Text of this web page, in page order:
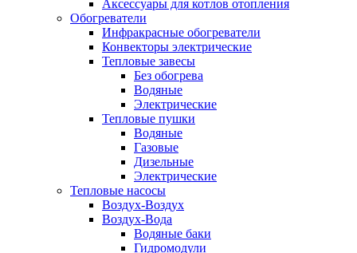
Аксессуары для котлов отопления
Обогреватели
Инфракрасные обогреватели
Конвекторы электрические
Тепловые завесы
Без обогрева
Водяные
Электрические
Тепловые пушки
Водяные
Газовые
Дизельные
Электрические
Тепловые насосы
Воздух-Воздух
Воздух-Вода
Водяные баки
Гидромодули